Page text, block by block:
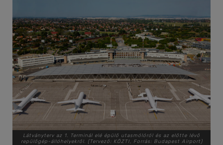
Látványterv az 1. Terminál elé épülő utasmólóról és az előtte lévő
repülőgép-állóhelyekről. (Tervező: KÖZTI, Forrás: Budapest Airport)